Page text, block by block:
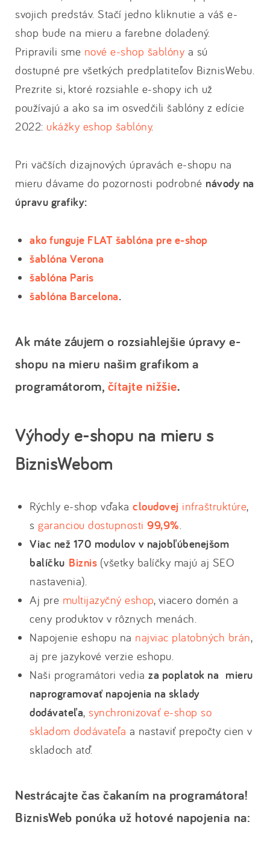
svojich predstáv. Stačí jedno kliknutie a váš e-
shop bude na mieru a farebne doladený.
Pripravili sme nové e-shop šablóny a sú
dostupné pre všetkých predplatiteľov BiznisWebu.
Prezrite si, ktoré rozsiahle e-shopy ich už
používajú a ako sa im osvedčili šablóny z edície
2022: ukážky eshop šablóny.
Pri väčších dizajnových úpravách e-shopu na
mieru dávame do pozornosti podrobné návody na
úpravu grafiky:
ako funguje FLAT šablóna pre e-shop
šablóna Verona
šablóna Paris
šablóna Barcelona.
Ak máte záujem o rozsiahlejšie úpravy e-
shopu na mieru našim grafikom a
programátorom, čítajte nižšie.
Výhody e-shopu na mieru s
BiznisWebom
Rýchly e-shop vďaka cloudovej infraštruktúre,
s garanciou dostupnosti 99,9%
Viac než 170 modulov v najobľúbenejšom
balíčku Biznis (všetky balíčky majú aj SEO
nastavenia).
Aj pre multijazyčný eshop, viacero domén a
ceny produktov v rôznych menách.
Napojenie eshopu na najviac platobných brán,
aj pre jazykové verzie eshopu.
Naši programátori vedia za poplatok na mieru
naprogramovať napojenia na sklady
dodávateľa, synchronizovať e-shop so
skladom dodávateľa a nastaviť prepočty cien v
skladoch atď.
Nestrácajte čas čakaním na programátora!
BiznisWeb ponúka už hotové napojenia na: